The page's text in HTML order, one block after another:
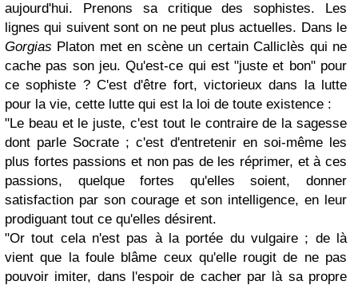
aujourd'hui. Prenons sa critique des sophistes. Les
lignes qui suivent sont on ne peut plus actuelles. Dans le
Gorgias Platon met en scène un certain Calliclès qui ne
cache pas son jeu. Qu'est-ce qui est "juste et bon" pour
ce sophiste ? C'est d'être fort, victorieux dans la lutte
pour la vie, cette lutte qui est la loi de toute existence :
"Le beau et le juste, c'est tout le contraire de la sagesse
dont parle Socrate ; c'est d'entretenir en soi-même les
plus fortes passions et non pas de les réprimer, et à ces
passions, quelque fortes qu'elles soient, donner
satisfaction par son courage et son intelligence, en leur
prodiguant tout ce qu'elles désirent.
"Or tout cela n'est pas à la portée du vulgaire ; de là
vient que la foule blâme ceux qu'elle rougit de ne pas
pouvoir imiter, dans l'espoir de cacher par là sa propre